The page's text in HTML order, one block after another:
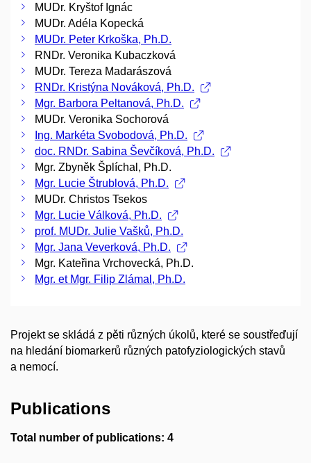
MUDr. Kryštof Ignác
MUDr. Adéla Kopecká
MUDr. Peter Krkoška, Ph.D.
RNDr. Veronika Kubaczková
MUDr. Tereza Madarászová
RNDr. Kristýna Nováková, Ph.D.
Mgr. Barbora Peltanová, Ph.D.
MUDr. Veronika Sochorová
Ing. Markéta Svobodová, Ph.D.
doc. RNDr. Sabina Ševčíková, Ph.D.
Mgr. Zbyněk Šplíchal, Ph.D.
Mgr. Lucie Štrublová, Ph.D.
MUDr. Christos Tsekos
Mgr. Lucie Válková, Ph.D.
prof. MUDr. Julie Vašků, Ph.D.
Mgr. Jana Veverková, Ph.D.
Mgr. Kateřina Vrchovecká, Ph.D.
Mgr. et Mgr. Filip Zlámal, Ph.D.
Projekt se skládá z pěti různých úkolů, které se soustřeďují
na hledání biomarkerů různých patofyziologických stavů
a nemocí.
Publications
Total number of publications: 4